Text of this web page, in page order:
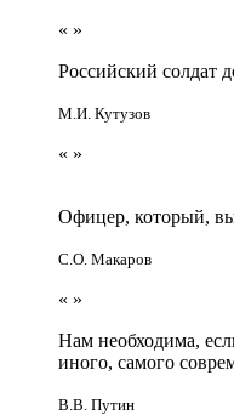
« »
Российский солдат
М.И. Кутузов
« »
Офицер, который,
С.О. Макаров
« »
Нам необходима,
иного, самого
В.В. Путин